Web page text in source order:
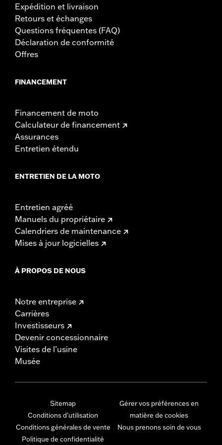
Expédition et livraison
Retours et échanges
Questions fréquentes (FAQ)
Déclaration de conformité
Offres
FINANCEMENT
Financement de moto
Calculateur de financement
Assurances
Entretien étendu
ENTRETIEN DE LA MOTO
Entretien agréé
Manuels du propriétaire
Calendriers de maintenance
Mises à jour logicielles
À PROPOS DE NOUS
Notre entreprise
Carrières
Investisseurs
Devenir concessionnaire
Visites de l’usine
Musée
Sitemap
Conditions d'utilisation
Conditions générales de vente
Politique de confidentialité
Gérer vos préférences en
matière de cookies
Nous prenons soin de vous